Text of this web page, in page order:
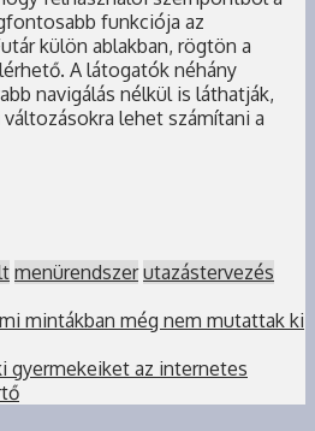
funkciója az
külön ablakban, rögtön a
A látogatók néhány
navigálás nélkül is láthatják,
lehet számítani a
menürendszer utazástervezés
mintákban még nem mutattak ki
gyermekeiket az internetes